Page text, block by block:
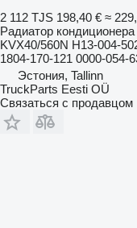
2 112 TJS 198,40 € ≈
Радиатор кондиционера
KVX40/560N H13-004-
1804-170-121 0000-054-
Эстония, Tallinn
TruckParts Eesti OÜ
Связаться с продавцом